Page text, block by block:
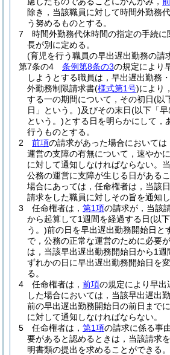
除き，当該職員に対して時間外勤務
う努めるものとする。
7
時間外勤務代休時間の指定の手続
長が別に定める。
(育児を行う職員の早出遅出勤務の請
第7条の4
条例第8条の3の規定により
しようとする職員は，早出遅出勤務
外勤務制限請求書(様式第1号)により
する一の期間について，その初日(以
日」という。)及びその末日(以下「早
という。)とする日を明らかにして，
行うものとする。
2
前項の請求があった場合において
運営の支障の有無について，速やか
に対して通知しなければならない。
公務の運営に支障が生じる日がある
場合にあっては，任命権者は，当該
請求をした職員に対しその旨を通知
3
任命権者は， 第1項の請求が，当該
から起算して1週間を経過する日(以
う。)前の日を早出遅出勤務開始日と
で，公務の正常な運営のために必要
は，当該早出遅出勤務開始日から1
ずれかの日に早出遅出勤務開始日を
る。
4
任命権者は， 前項の規定により早出
した場合においては，当該早出遅出
前の早出遅出勤務開始日の前日まで
に対して通知しなければならない。
5
任命権者は， 第1項の請求に係る事
要があると認めるときは，当該請求
明書類の提出を求めることができる。